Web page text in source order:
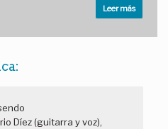
Leer más
Díez (guitarra y voz),